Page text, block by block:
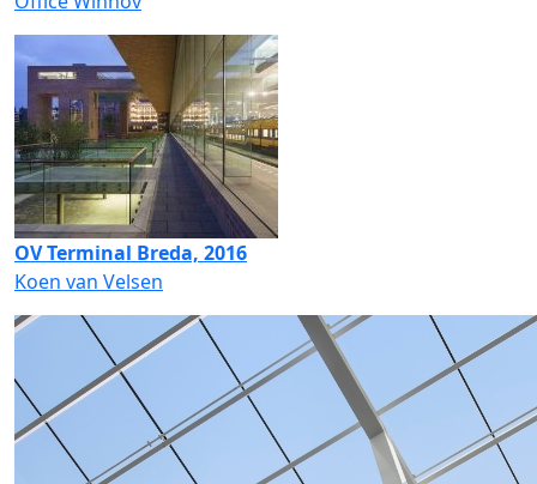
OV Terminal Breda, 2016
Koen van Velsen